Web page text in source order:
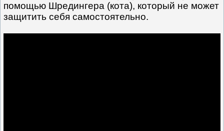
помощью Шредингера (кота), который не может
защитить себя самостоятельно.